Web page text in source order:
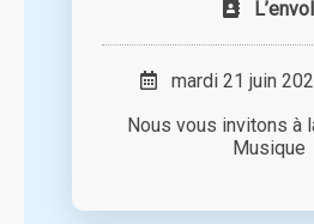
L’envol
mardi 21 juin
Nous vous invitons à
Musique